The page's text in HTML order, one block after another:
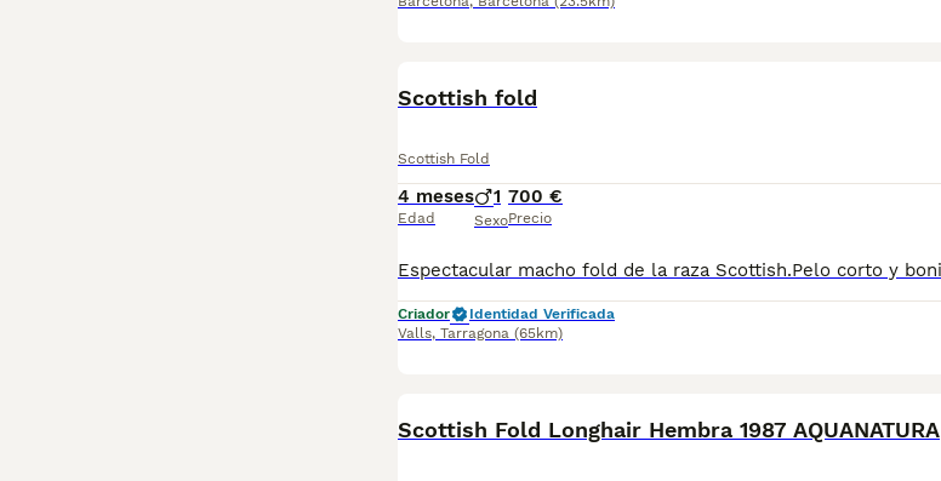
Scottish fold
Scottish Fold
4 meses
Edad
1
Sexo
700 €
Precio
Criador
Identidad Verificada
Valls, Tarragona (65km)
Scottish Fold Longhair Hembra 1987 AQUANATURA